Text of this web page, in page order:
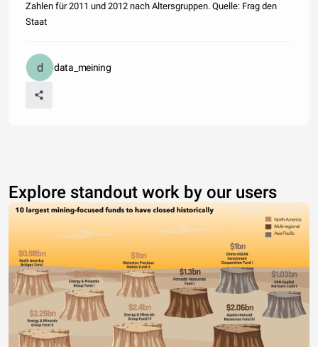
Zahlen für 2011 und 2012 nach Altersgruppen. Quelle: Frag den
Staat
data_meining
Explore standout work by our users